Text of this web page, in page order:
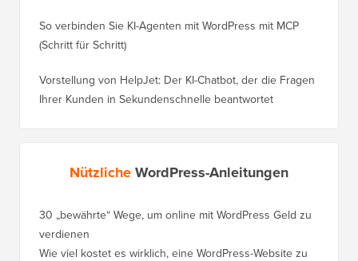
So verbinden Sie KI-Agenten mit WordPress mit MCP
(Schritt für Schritt)
Vorstellung von HelpJet: Der KI-Chatbot, der die Fragen
Ihrer Kunden in Sekundenschnelle beantwortet
NützlicheWordPress-Anleitungen
30 „bewährte“ Wege, um online mit WordPress Geld zu
verdienen